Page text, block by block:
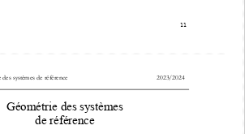
AMMAR
                                                                        11
systèmes de référence                                                      2023/2024
Géométrie des systèmes
de référence